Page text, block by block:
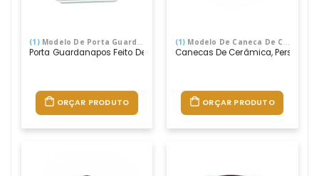
(1)Modelo De Porta Guardanapo
Porta Guardanapos Feito De Acrílico, Cortados À Laser E Com
ORÇAR PRODUTO
(1) Modelo De Caneca De Cerâmica
Canecas De Cerâmica,
ORÇAR PRODUTO